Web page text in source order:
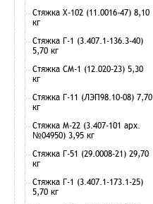
Стяжка Х-102 (11.0016-47) 8,10
кг
Стяжка Г-1 (3.407.1-136.3-40)
5,70 кг
Стяжка СМ-1 (12.020-23) 5,30
кг
Стяжка Г-11 (ЛЭП98.10-08) 7,70
кг
Стяжка М-22 (3.407-101 арх.
№04950) 3,95 кг
Стяжка Г-51 (29.0008-21) 29,70
кг
Стяжка Г-1 (3.407.1-173.1-25)
5,70 кг